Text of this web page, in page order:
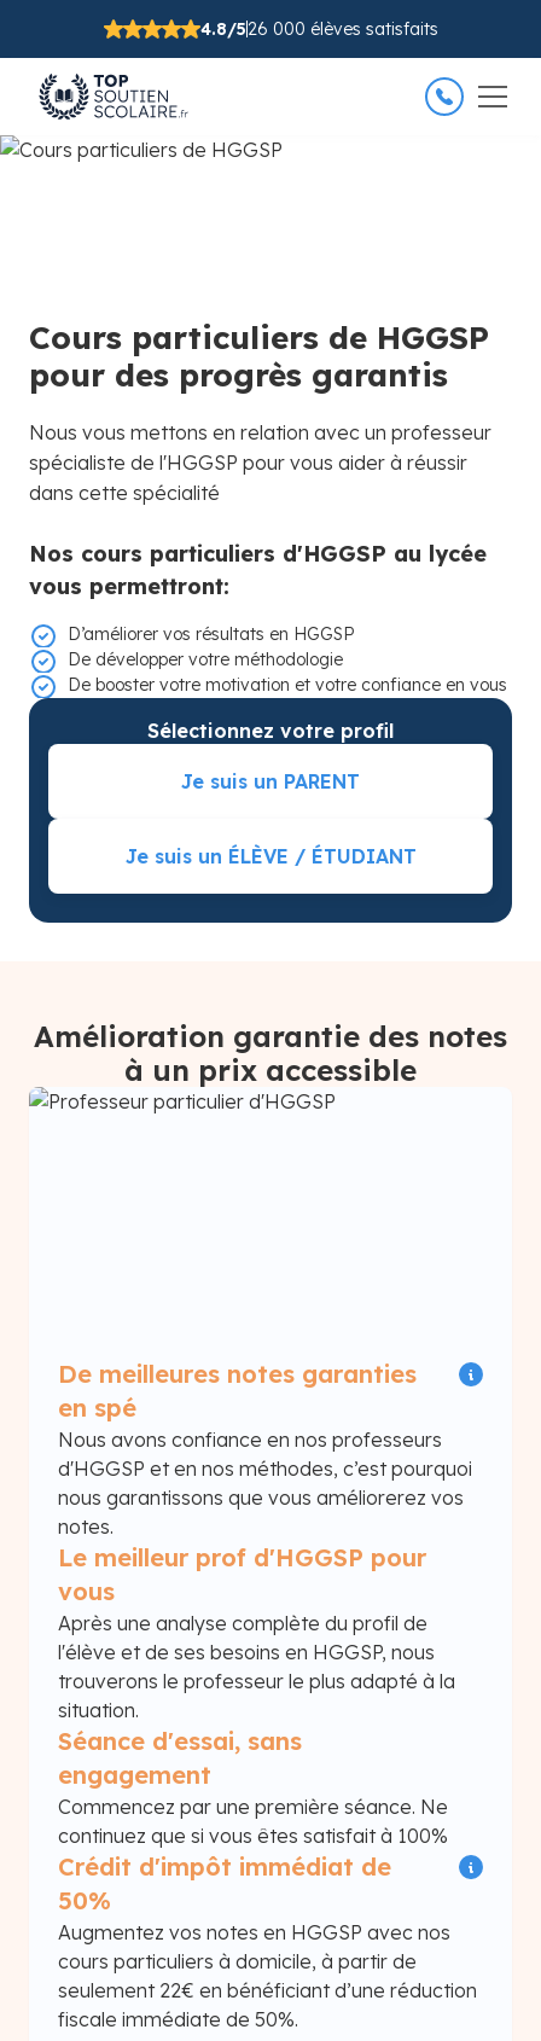
4.8/526 000 élèves satisfaits
Cours particuliers de HGGSP
pour des progrès garantis
Nous vous mettons en relation avec un professeur
spécialiste de l'HGGSP pour vous aider à réussir
dans cette spécialité
Nos cours particuliers d'HGGSP au lycée
vous permettront:
D’améliorer vos résultats en HGGSP
De développer votre méthodologie
De booster votre motivation et votre confiance en vous
Sélectionnez votre profil
Je suis un PARENT
Je suis un ÉLÈVE / ÉTUDIANT
Amélioration garantie des notes
à un prix accessible
De meilleures notes garanties
en spé
Nous avons confiance en nos professeurs
d'HGGSP et en nos méthodes, c’est pourquoi
nous garantissons que vous améliorerez vos
notes.
Le meilleur prof d'HGGSP pour
vous
Après une analyse complète du profil de
l'élève et de ses besoins en HGGSP, nous
trouverons le professeur le plus adapté à la
situation.
Séance d'essai, sans
engagement
Commencez par une première séance. Ne
continuez que si vous êtes satisfait à 100%
Crédit d'impôt immédiat de
50%
Augmentez vos notes en HGGSP avec nos
cours particuliers à domicile, à partir de
seulement 22€ en bénéficiant d’une réduction
fiscale immédiate de 50%.